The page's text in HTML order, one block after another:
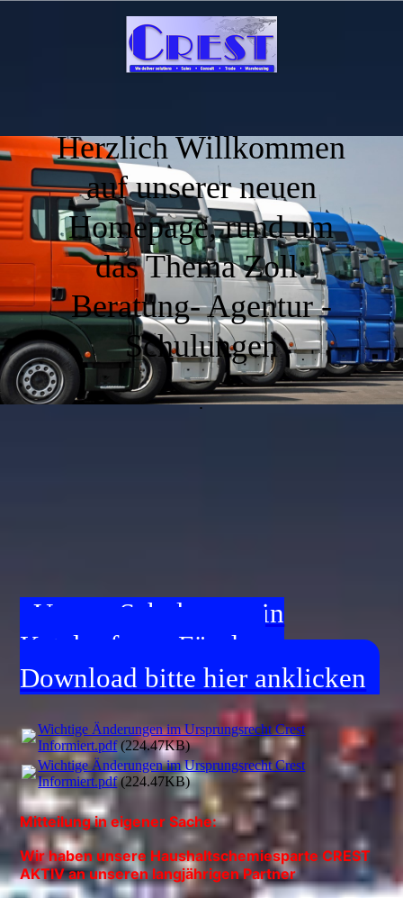
Herzlich Willkommen
auf unserer neuen
Homepage, rund um
das Thema Zoll:
Beratung- Agentur -
Schulungen
.
Unsere Schulungen in
Katalogform. Für den
Download bitte hier anklicken
Wichtige Änderungen im Ursprungsrecht Crest
Informiert.pdf(224.47KB)
Wichtige Änderungen im Ursprungsrecht Crest
Informiert.pdf(224.47KB)
Mitteilung in eigener Sache:
Wir haben unsere Haushaltschemiesparte CREST
AKTIV an unseren langjährigen Partner